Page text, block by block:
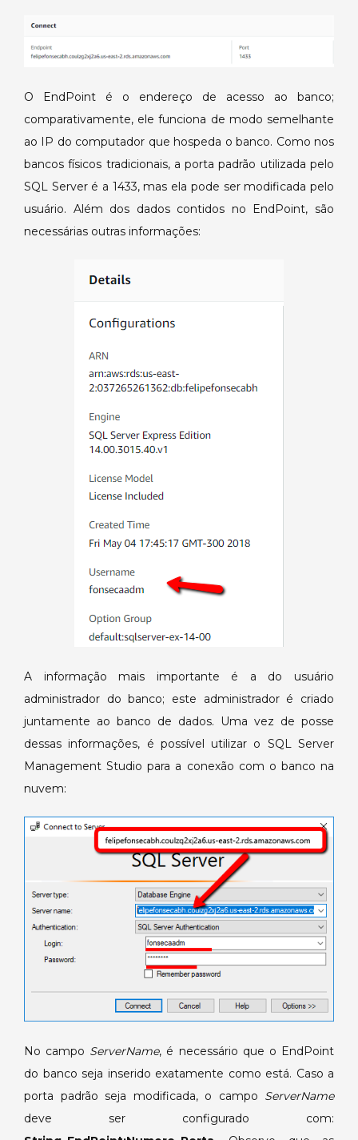
O EndPoint é o endereço de acesso ao banco;
comparativamente, ele funciona de modo semelhante
ao IP do computador que hospeda o banco. Como nos
bancos físicos tradicionais, a porta padrão utilizada pelo
SQL Server é a 1433, mas ela pode ser modificada pelo
usuário. Além dos dados contidos no EndPoint, são
necessárias outras informações:
A informação mais importante é a do usuário
administrador do banco; este administrador é criado
juntamente ao banco de dados. Uma vez de posse
dessas informações, é possível utilizar o SQL Server
Management Studio para a conexão com o banco na
nuvem:
No campo ServerName, é necessário que o EndPoint
do banco seja inserido exatamente como está. Caso a
porta padrão seja modificada, o campo ServerName
deve ser configurado com: